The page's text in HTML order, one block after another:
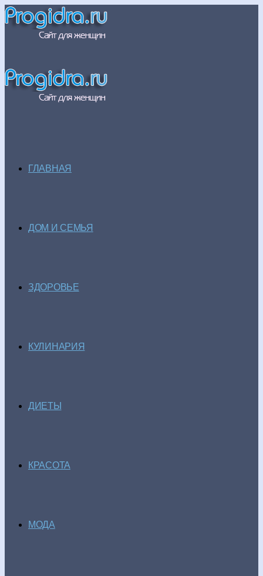
ГЛАВНАЯ
ДОМ И СЕМЬЯ
ЗДОРОВЬЕ
КУЛИНАРИЯ
ДИЕТЫ
КРАСОТА
МОДА